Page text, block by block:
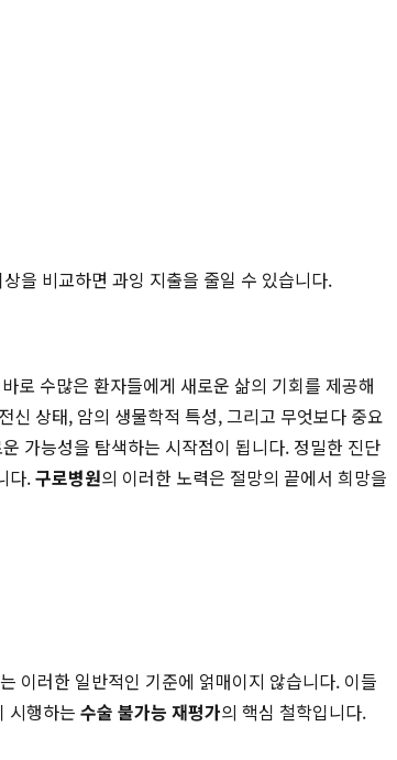
을 비교하면 과잉 지출을 줄일 수 있습니다.
로 수많은 환자들에게 새로운 삶의 기회를 제공해
신 상태, 암의 생물학적 특성, 그리고 무엇보다 중요
가능성을 탐색하는 시작점이 됩니다. 정밀한 진단
다.구로병원의 이러한 노력은 절망의 끝에서 희망을
이러한 일반적인 기준에 얽매이지 않습니다. 이들
시행하는 수술 불가능 재평가의 핵심 철학입니다.